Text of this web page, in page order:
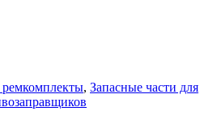
, Запасные части для